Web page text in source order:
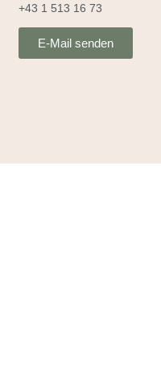
+43 1 513 16 73
E-Mail senden